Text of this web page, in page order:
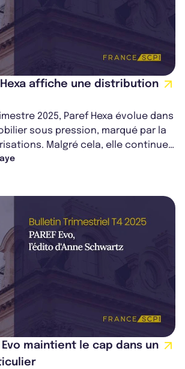
Hexa affiche une distribution
2025, Paref Hexa évolue dans
sous pression, marqué par la
Malgré cela, elle continue
stab...
Evo maintient le cap dans un